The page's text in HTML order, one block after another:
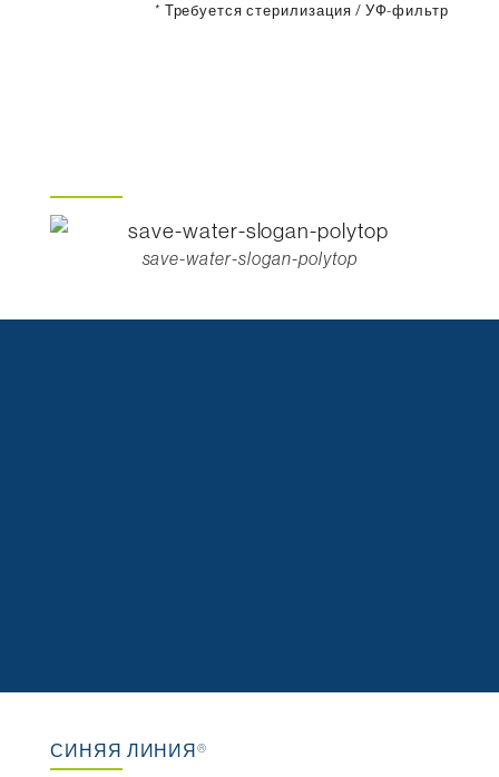
* Требуется стерилизация / УФ-фильтр
save-water-slogan-polytop
СИНЯЯ ЛИНИЯ®